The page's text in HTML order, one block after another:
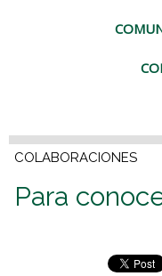
COLABORACIONES
Para